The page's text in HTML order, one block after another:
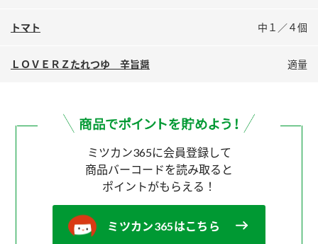
業務用サイト ミツカングループについて 製造所固有記号一覧
トマト 中１／４個
ＬＯＶＥＲＺたれつゆ 辛旨醤 適量
ミツカン365に会員登録して
商品バーコードを読み取ると
ポイントがもらえる！
ミツカン365はこちら